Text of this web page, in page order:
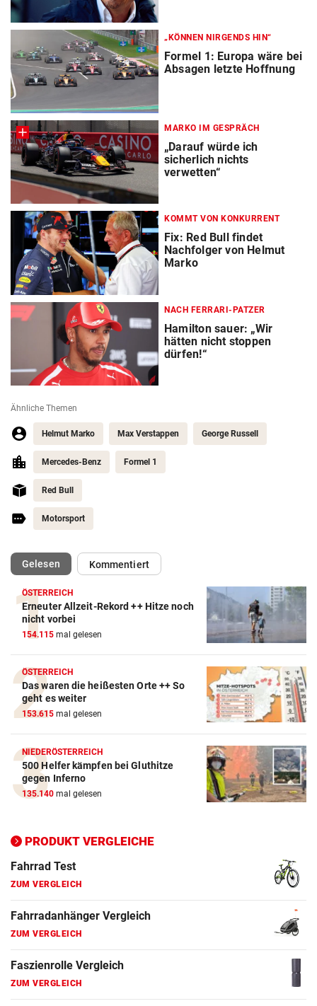
„KÖNNEN NIRGENDS HIN“
Formel 1: Europa wäre bei
Absagen letzte Hoffnung
MARKO IM GESPRÄCH
„Darauf würde ich
sicherlich nichts
verwetten“
KOMMT VON KONKURRENT
Fix: Red Bull findet
Nachfolger von Helmut
Marko
NACH FERRARI-PATZER
Hamilton sauer: „Wir
hätten nicht stoppen
dürfen!“
Ähnliche Themen
Helmut Marko Max Verstappen George Russell
Mercedes-Benz Formel 1
Red Bull
Motorsport
Gelesen(ausgewählt)Kommentiert
ÖSTERREICH
Erneuter Allzeit-Rekord ++ Hitze noch
nicht vorbei
154.115 mal gelesen
ÖSTERREICH
Das waren die heißesten Orte ++ So
geht es weiter
153.615 mal gelesen
NIEDERÖSTERREICH
500 Helfer kämpfen bei Gluthitze
gegen Inferno
135.140 mal gelesen
PRODUKT VERGLEICHE
Action-Cam Vergleich
ZUM VERGLEICH
Crosstrainer Vergleich
ZUM VERGLEICH
E-Bike Vergleich
ZUM VERGLEICH
Elektro-Scooter Vergleich
ZUM VERGLEICH
ZUM VERGLEICH
Fahrrad Test
ZUM VERGLEICH
Fahrradanhänger Vergleich
ZUM VERGLEICH
Faszienrolle Vergleich
ZUM VERGLEICH